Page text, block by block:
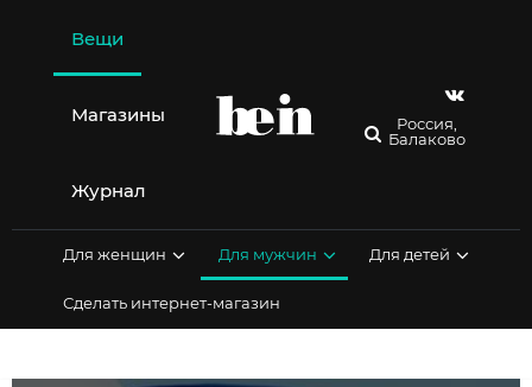
содержимому
Вещи
Магазины
Журнал
Россия,
Балаково
Для женщин Для мужчин Для детей
Сделать интернет-магазин